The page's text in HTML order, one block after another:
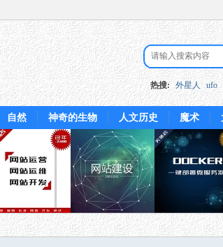
热搜: 外星人 ufo
自然 神奇的生物 人文历史 魔术